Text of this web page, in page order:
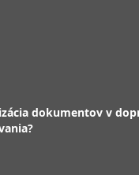
dokumentov v